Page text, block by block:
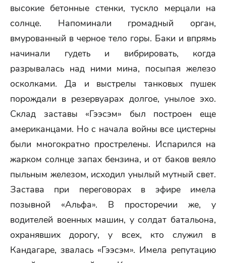
высокие бетонные стенки, тускло мерцали на
солнце. Напоминали громадный орган,
вмурованный в черное тело горы. Баки и впрямь
начинали гудеть и вибрировать, когда
разрывалась над ними мина, посыпая железо
осколками. Да и выстрелы танковых пушек
порождали в резервуарах долгое, унылое эхо.
Склад заставы «Гээсэм» был построен еще
американцами. Но с начала войны все цистерны
были многократно прострелены. Испарился на
жарком солнце запах бензина, и от баков веяло
пыльным железом, исходил унылый мутный свет.
Застава при переговорах в эфире имела
позывной «Альфа». В просторечии же, у
водителей военных машин, у солдат батальона,
охранявших дорогу, у всех, кто служил в
Кандагаре, звалась «Гээсэм». Имела репутацию